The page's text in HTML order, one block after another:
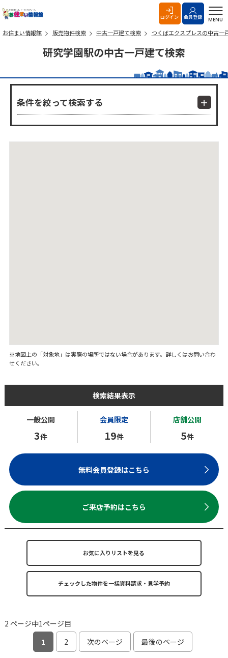
ログイン 会員登録 MENU
お住まい情報館 販売物件検索 中古一戸建て検索 つくばエクスプレスの中古一
研究学園駅の中古一戸建て検索
条件を絞って検索する
※地図上の「対象地」は実際の場所ではない場合があります。詳しくはお問い合わ
せください。
検索結果表示
一般公開
3件
会員限定
19件
店舗公開
5件
無料会員登録はこちら
ご来店予約はこちら
お気に入りリストを見る
2 ページ中1ページ目
1
2 次のページ 最後のページ